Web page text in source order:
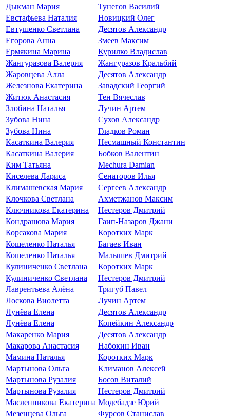
Дыкман Мария
Тунегов Василий
Евстафьева Наталия
Новицкий Олег
Евтушенко Светлана
Десятов Александр
Егорова Анна
Змеев Максим
Ермякина Марина
Курилко Владислав
Жангуразова Валерия
Жангуразов Кральбий
Жаровцева Алла
Десятов Александр
Железнова Екатерина
Завадский Георгий
Житюк Анастасия
Тен Вячеслав
Злобина Наталья
Лучин Артем
Зубова Нина
Сухов Александр
Зубова Нина
Гладков Роман
Касаткина Валерия
Несмашный Константин
Касаткина Валерия
Бобков Валентин
Ким Татьяна
Mechura Damian
Киселева Лариса
Сенаторов Илья
Климашевская Мария
Сергеев Александр
Клочкова Светлана
Ахметжанов Максим
Ключникова Екатерина
Нестеров Дмитрий
Кондрашова Мария
Гаип-Назаров Джани
Корсакова Мария
Коротких Марк
Кошеленко Наталья
Багаев Иван
Кошеленко Наталья
Малышев Дмитрий
Кулиниченко Светлана
Коротких Марк
Кулиниченко Светлана
Нестеров Дмитрий
Лаврентьева Алёна
Тригуб Павел
Лоскова Виолетта
Лучин Артем
Лунёва Елена
Десятов Александр
Лунёва Елена
Копейкин Александр
Макаренко Мария
Десятов Александр
Макарова Анастасия
Набокин Иван
Мамина Наталья
Коротких Марк
Мартынова Ольга
Климанов Алексей
Мартынова Рузалия
Босов Виталий
Мартынова Рузалия
Нестеров Дмитрий
Масленникова Екатерина Модебадзе Юрий
Мезенцева Ольга
Фурсов Станислав